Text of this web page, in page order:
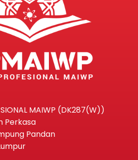
MAIWP (DK287(W))
Perkasa
Pandan